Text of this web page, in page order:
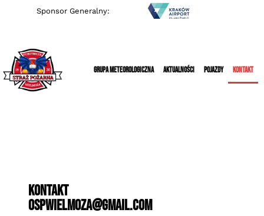
Sponsor Generalny:
Grupa Meteorologiczna Aktualności Pojazdy Kontakt
Kontakt
ospwielmoza@gmail.com